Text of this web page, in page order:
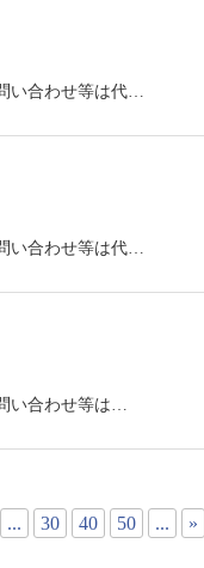
い合わせ等は代…
い合わせ等は代…
い合わせ等は…
... 30 40 50 ... »